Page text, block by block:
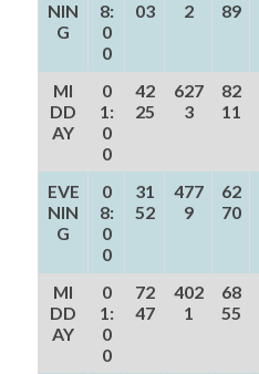
NIN
G
8:
0
0
03
2
89
MI
DD
AY
0
1:
0
0
42
25
627
3
82
11
EVE
NIN
G
0
8:
0
0
31
52
477
9
62
70
MI
DD
AY
0
1:
0
0
72
47
402
1
68
55